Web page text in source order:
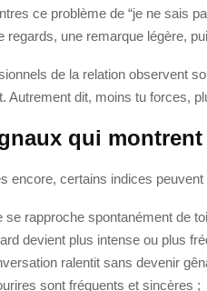
ce problème de “je ne sais
regards, une remarque légère,
de la relation observent
Autrement dit, moins tu forces,
qui
encore, certains indices
se rapproche spontanément de
devient plus intense ou plus
ralentit sans devenir
sont fréquents et sincères ;